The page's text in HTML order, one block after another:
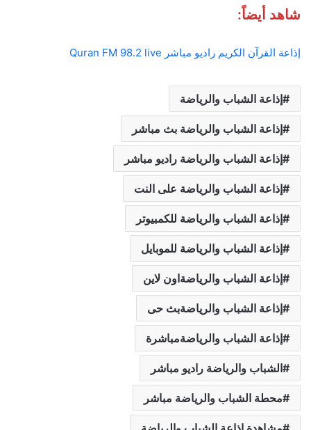
شاهد أيضاً:
إذاعة القرآن الكريم راديو مباشر Quran FM 98.2 live
إذاعة الشباب والرياضة
إذاعة الشباب والرياضة بث مباشر
إذاعة الشباب والرياضة راديو مباشر
إذاعة الشباب والرياضة على النت
إذاعة الشباب والرياضة للكمبيوتر
إذاعة الشباب والرياضة للموبايل
إذاعة الشباب والرياضةاون لاين
إذاعة الشباب والرياضةبث حى
إذاعة الشباب والرياضةمباشرة
الشباب والرياضة راديو مباشر
محطة الشباب والرياضة مباشر